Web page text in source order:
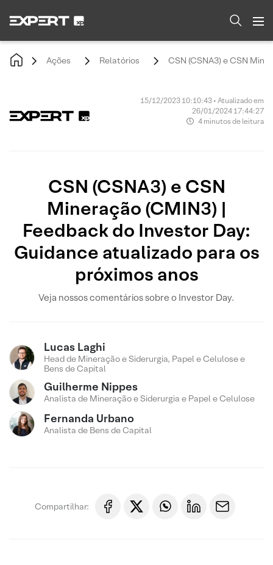
Ações Relatórios CSN (CSNA3) e CSN
15/12/2023 10:10:43 • Atualizado em
26/01/2024 17:44:27
4 minutos de leitura
CSN (CSNA3) e CSN
Mineração (CMIN3) |
Feedback do Investor Day:
Guidance atualizado para os
próximos anos
Veja nossos comentários sobre o Investor Day.
Lucas Laghi
Head de Mineração e Siderurgia, Papel e Celulose e
Bens de Capital
Guilherme Nippes
Analista de Mineração e Siderurgia e Papel e Celulose
Fernanda Urbano
Analista de Bens de Capital
Compartilhar: